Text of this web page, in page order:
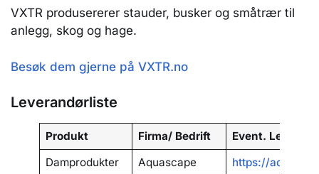
VXTR produsererer stauder, busker og småtrær til
anlegg, skog og hage.
Besøk dem gjerne på VXTR.no
Leverandørliste
Produkt Firma/ Bedrift
Event. Lenke
Damprodukter
Aquascape
https://